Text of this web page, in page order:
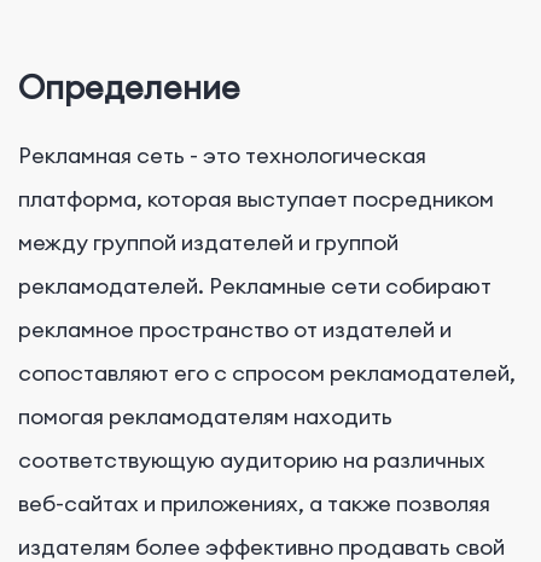
Определение
Рекламная сеть - это технологическая
платформа, которая выступает посредником
между группой издателей и группой
рекламодателей. Рекламные сети собирают
рекламное пространство от издателей и
сопоставляют его с спросом рекламодателей,
помогая рекламодателям находить
соответствующую аудиторию на различных
веб-сайтах и приложениях, а также позволяя
издателям более эффективно продавать свой